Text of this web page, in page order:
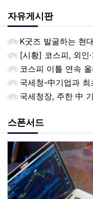
자유게시판
K굿즈 발굴하는 현대百...민
[시황] 코스피, 외인·기관 동
코스피 이틀 연속 올라
국세청-中기업과 최초
국세청장, 주한 中 기업과
스폰서드